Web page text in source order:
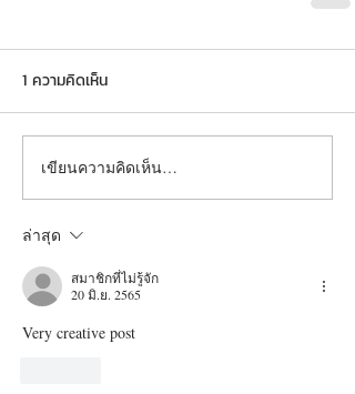
1 ความคิดเห็น
เขียนความคิดเห็น…
ล่าสุด
สมาชิกที่ไม่รู้จัก
20 มิ.ย. 2565
Very creative post